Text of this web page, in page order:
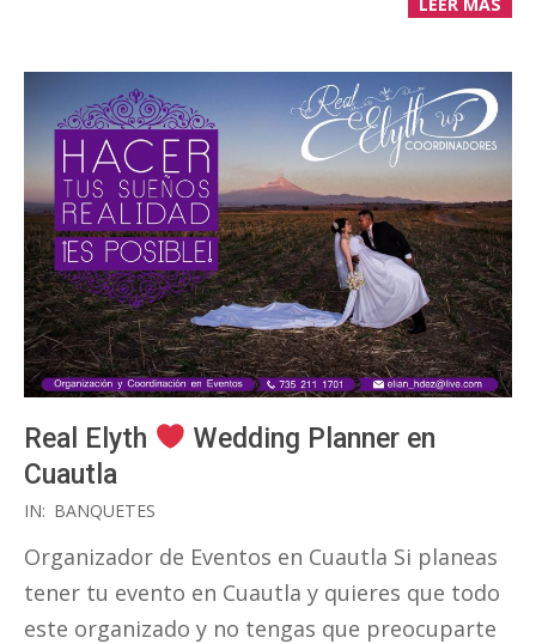
Real Elyth
Wedding Planner en
Cuautla
2017-
10-
12
IN: BANQUETES
Organizador de Eventos en Cuautla Si planeas
tener tu evento en Cuautla y quieres que todo
este organizado y no tengas que preocuparte